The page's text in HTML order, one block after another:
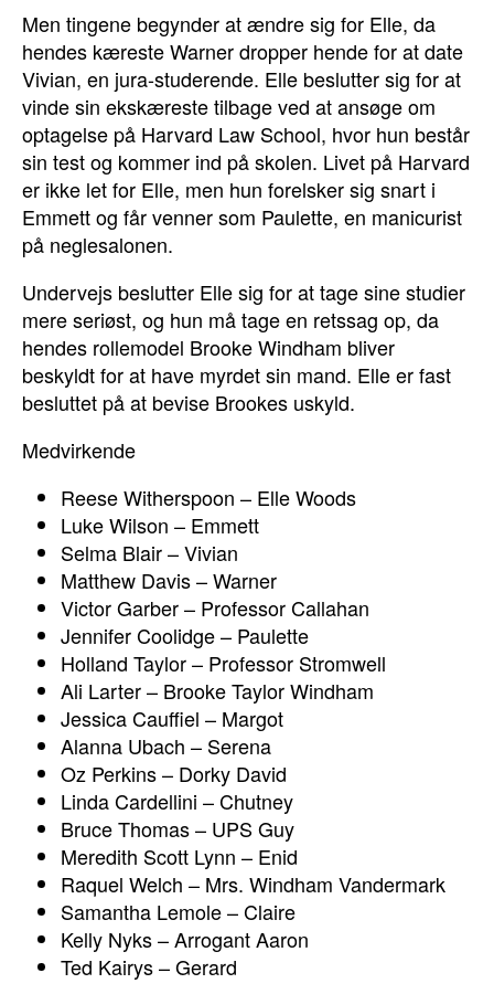
Men tingene begynder at ændre sig for Elle, da
hendes kæreste Warner dropper hende for at date
Vivian, en jura-studerende. Elle beslutter sig for at
vinde sin ekskæreste tilbage ved at ansøge om
optagelse på Harvard Law School, hvor hun består
sin test og kommer ind på skolen. Livet på Harvard
er ikke let for Elle, men hun forelsker sig snart i
Emmett og får venner som Paulette, en manicurist
på neglesalonen.
Undervejs beslutter Elle sig for at tage sine studier
mere seriøst, og hun må tage en retssag op, da
hendes rollemodel Brooke Windham bliver
beskyldt for at have myrdet sin mand. Elle er fast
besluttet på at bevise Brookes uskyld.
Medvirkende
Reese Witherspoon – Elle Woods
Luke Wilson – Emmett
Selma Blair – Vivian
Matthew Davis – Warner
Victor Garber – Professor Callahan
Jennifer Coolidge – Paulette
Holland Taylor – Professor Stromwell
Ali Larter – Brooke Taylor Windham
Jessica Cauffiel – Margot
Alanna Ubach – Serena
Oz Perkins – Dorky David
Linda Cardellini – Chutney
Bruce Thomas – UPS Guy
Meredith Scott Lynn – Enid
Raquel Welch – Mrs. Windham Vandermark
Samantha Lemole – Claire
Kelly Nyks – Arrogant Aaron
Ted Kairys – Gerard